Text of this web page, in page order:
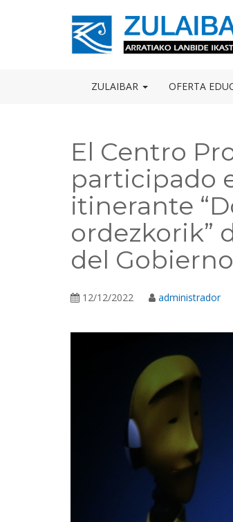
ZULAIBAR OFERTA
El Centro
participado
itinerante
ordezkorik”
del
12/12/2022 administrador